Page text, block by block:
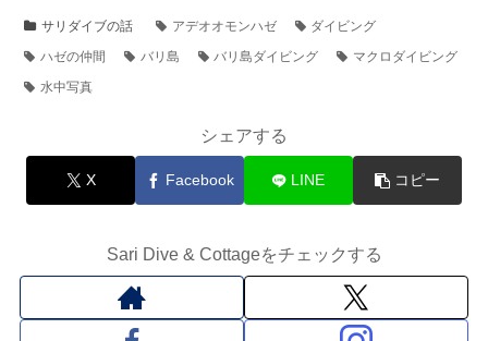
サリダイブの話 アデオオモンハゼ
ダイビング
ハゼの仲間
バリ島 バリ島ダイビング
マクロダイビング
水中写真
シェアする
X Facebook LINE コピー
Sari Dive & Cottageをチェックする